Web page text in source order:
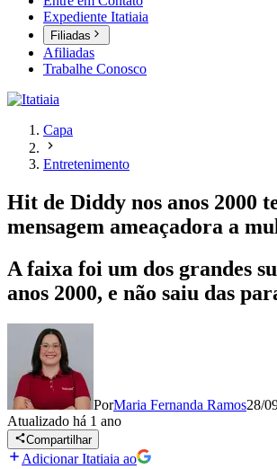
Expediente Itatiaia
Filiadas
Afiliadas
Trabalhe Conosco
Capa
Entretenimento
Hit de Diddy nos anos 2000
mensagem ameaçadora a
A faixa foi um dos grandes
anos 2000, e não saiu das
PorMaria Fernanda Ramos28/
Atualizado há 1 ano
Compartilhar
Adicionar Itatiaia ao